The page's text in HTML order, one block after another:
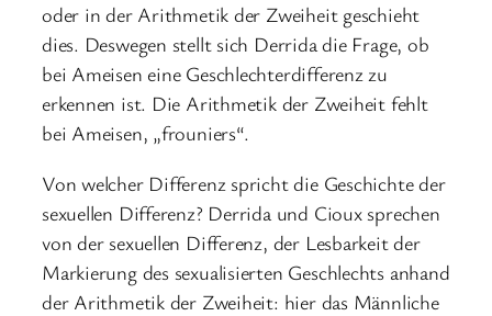
oder in der Arithmetik der Zweiheit geschieht
dies. Deswegen stellt sich Derrida die Frage, ob
bei Ameisen eine Geschlechterdifferenz zu
erkennen ist. Die Arithmetik der Zweiheit fehlt
bei Ameisen, „frouniers“.
Von welcher Differenz spricht die Geschichte der
sexuellen Differenz? Derrida und Cioux sprechen
von der sexuellen Differenz, der Lesbarkeit der
Markierung des sexualisierten Geschlechts anhand
der Arithmetik der Zweiheit: hier das Männliche